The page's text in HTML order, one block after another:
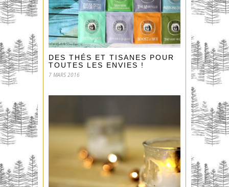
DES THÉS ET TISANES POUR
TOUTES LES ENVIES !
7 MARS 2016